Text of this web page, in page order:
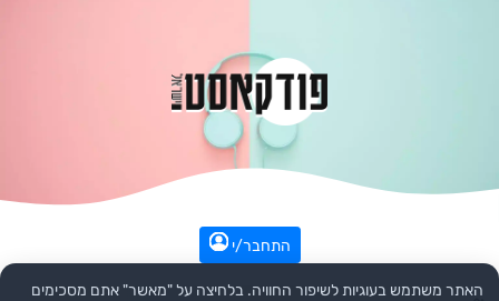
התחבר/י
האתר משתמש בעוגיות לשיפור החוויה. בלחיצה על "מאשר" אתם מסכימים